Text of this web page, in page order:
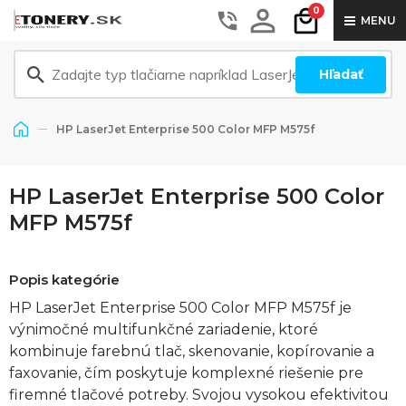
0
MENU
Hľadať
HP LaserJet Enterprise 500 Color MFP M575f
HP LaserJet Enterprise 500 Color
MFP M575f
Popis kategórie
HP LaserJet Enterprise 500 Color MFP M575f je
výnimočné multifunkčné zariadenie, ktoré
kombinuje farebnú tlač, skenovanie, kopírovanie a
faxovanie, čím poskytuje komplexné riešenie pre
firemné tlačové potreby. Svojou vysokou efektivitou